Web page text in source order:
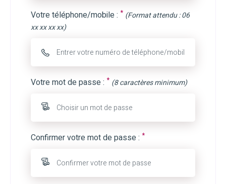
Votre téléphone/mobile : * (Format attendu : 06
xx xx xx xx)
Votre mot de passe : * (8 caractères minimum)
Confirmer votre mot de passe : *